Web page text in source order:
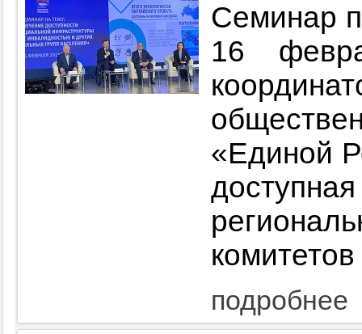
Семинар
16
«Единой
подробнее